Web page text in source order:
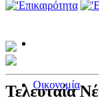
Οικονομία
Τελευταία